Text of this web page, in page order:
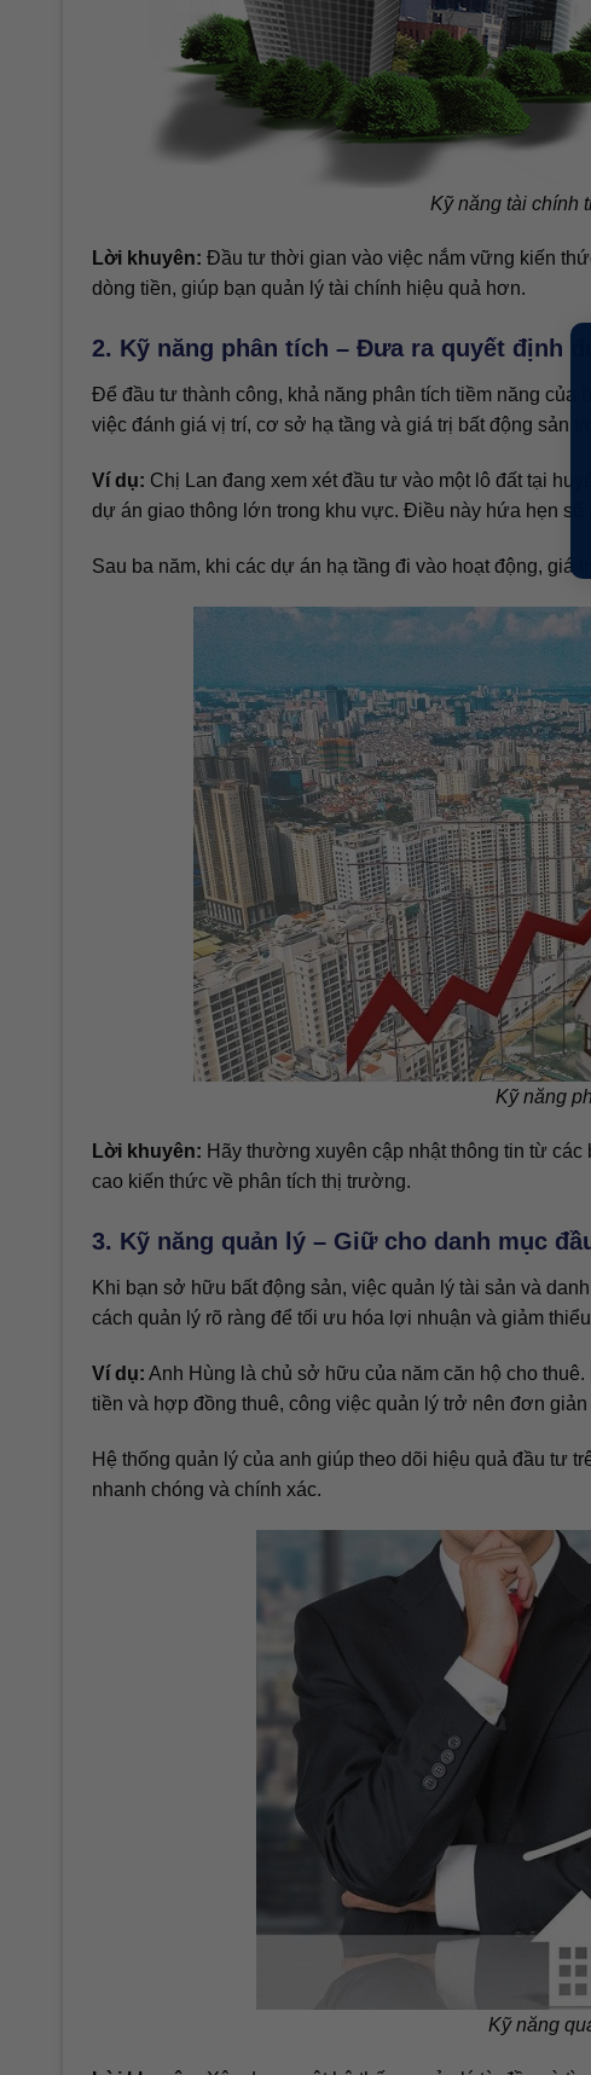
Kỹ năng tài chính
Lời khuyên: Đầu tư thời gian vào việc nắm vững kiến
dòng tiền, giúp bạn quản lý tài chính hiệu quả hơn.
2. Kỹ năng phân tích – Đưa ra quyết định
Để đầu tư thành công, khả năng phân tích tiềm năng
việc đánh giá vị trí, cơ sở hạ tầng và giá trị bất động sản
Ví dụ: Chị Lan đang xem xét đầu tư vào một lô đất tại
dự án giao thông lớn trong khu vực. Điều này hứa hẹn sẽ
Sau ba năm, khi các dự án hạ tầng đi vào hoạt động, giá
Kỹ năng
Lời khuyên: Hãy thường xuyên cập nhật thông tin từ
cao kiến thức về phân tích thị trường.
3. Kỹ năng quản lý – Giữ cho danh mục
Khi bạn sở hữu bất động sản, việc quản lý tài sản và
cách quản lý rõ ràng để tối ưu hóa lợi nhuận và giảm
Ví dụ: Anh Hùng là chủ sở hữu của năm căn hộ cho
tiền và hợp đồng thuê, công việc quản lý trở nên đơn
Hệ thống quản lý của anh giúp theo dõi hiệu quả đầu tư
nhanh chóng và chính xác.
Kỹ năng